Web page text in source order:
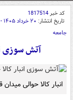
کد خبر1817514
تاریخ انتشار: ۲۰ خرداد ۱۴۰۵ - ۲۰:۴۴
جامعه
آتش سوزی
انبار کالا حوالی میدان قیام در